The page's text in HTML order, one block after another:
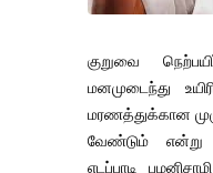
குறுவை
மனமுடைந்து
மரணத்துக்கான
வேண்டும் என்று
எடப்பாடி